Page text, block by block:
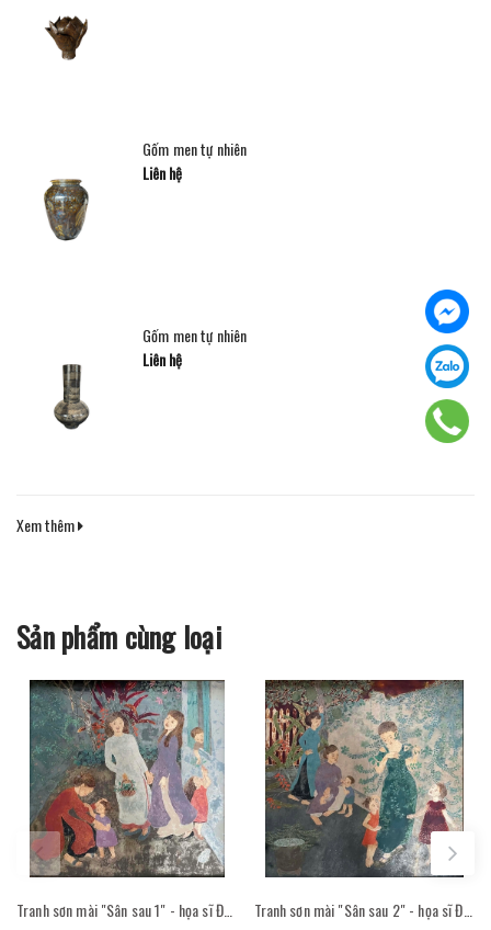
Gốm men tự nhiên
Liên hệ
Gốm men tự nhiên
Liên hệ
Xem thêm
Sản phẩm cùng loại
Tranh sơn mài "Sân sau 1" - họa sĩ Đỗ Thị Kim Đoan Tranh sơn mài "Sân sau 2" - họa sĩ Đỗ Thị Kim Đoan